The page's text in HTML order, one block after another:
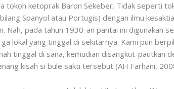
tokoh ketoprak Baron Sekeber. Tidak seperti
Spanyol atau Portugis) dengan ilmu
Nah, pada tahun 1930-an pantai ini digunakan
lokal yang tinggal di sekitarnya. Kami pun
tinggal di sana, kemudian disangkut-pautkan
kisah si bule sakti tersebut (AH Farhani,